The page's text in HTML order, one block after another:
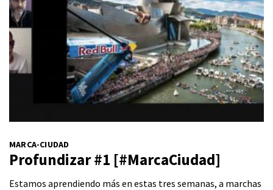
MARCA-CIUDAD
Profundizar #1 [#MarcaCiudad]
Estamos aprendiendo más en estas tres semanas, a marchas